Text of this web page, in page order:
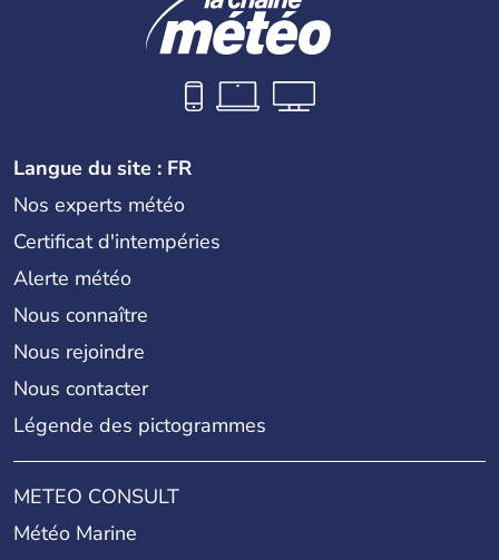
Langue du site : FR
Nos experts météo
Certificat d'intempéries
Alerte météo
Nous connaître
Nous rejoindre
Nous contacter
Légende des pictogrammes
METEO CONSULT
Météo Marine